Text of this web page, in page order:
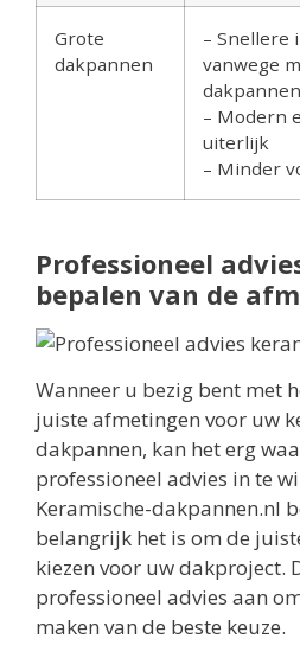
Grote
dakpannen
– Snellere
vanwege
dakpannen
– Modern
uiterlijk
– Minder
Professioneel
bepalen van de
Wanneer u bezig bent met
juiste afmetingen voor uw
dakpannen, kan het erg
professioneel advies in te
Keramische-dakpannen.nl
belangrijk het is om de
kiezen voor uw dakproject.
professioneel advies aan
maken van de beste keuze.